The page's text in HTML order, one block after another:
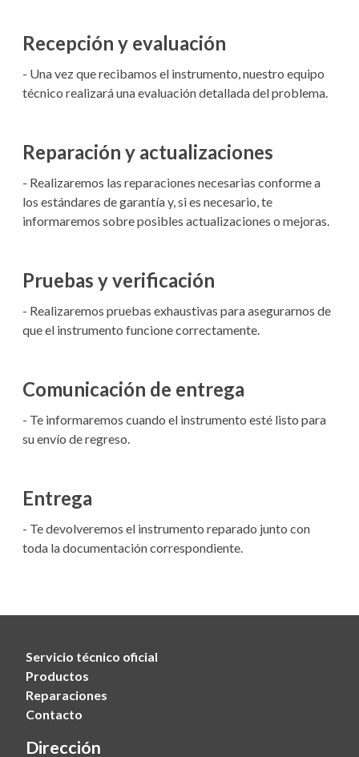
Recepción y evaluación
- Una vez que recibamos el instrumento, nuestro equipo
técnico realizará una evaluación detallada del problema.
Reparación y actualizaciones
- Realizaremos las reparaciones necesarias conforme a
los estándares de garantía y, si es necesario, te
informaremos sobre posibles actualizaciones o mejoras.
Pruebas y verificación
- Realizaremos pruebas exhaustivas para asegurarnos de
que el instrumento funcione correctamente.
Comunicación de entrega
- Te informaremos cuando el instrumento esté listo para
su envío de regreso.
Entrega
- Te devolveremos el instrumento reparado junto con
toda la documentación correspondiente.
Servicio técnico oficial
Productos
Reparaciones
Contacto
Dirección